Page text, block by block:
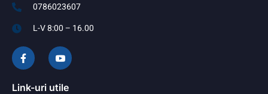
0786023607
L-V 8:00 – 16.00
Link-uri utile